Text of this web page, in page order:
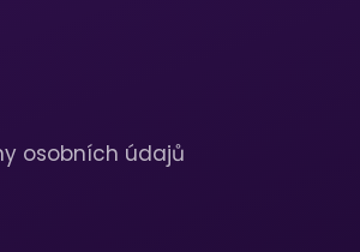
osobních údajů